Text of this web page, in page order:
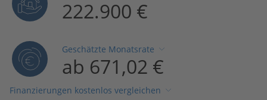
222.900 €
Geschätzte Monatsrate
ab 671,02 €
Finanzierungen kostenlos vergleichen